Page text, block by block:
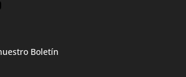
Boletín